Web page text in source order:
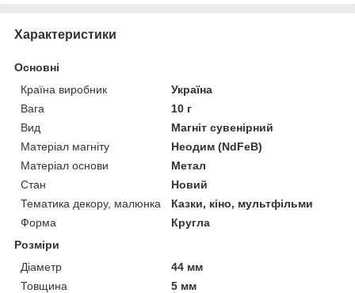
Характеристики
Основні
Країна виробник
Україна
Вага
10 г
Вид
Магніт сувенірний
Матеріал магніту
Неодим (NdFeB)
Матеріал основи
Метал
Стан
Новий
Тематика декору, малюнка
Казки, кіно, мультфільми
Форма
Кругла
Розміри
Діаметр
44 мм
Товщина
5 мм